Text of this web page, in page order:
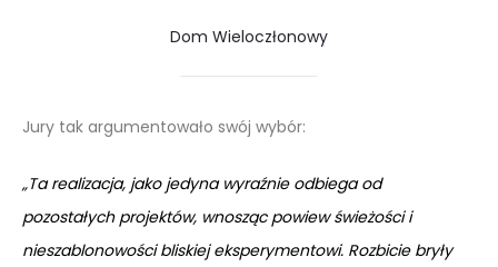
Dom Wieloczłonowy
Jury tak argumentowało swój wybór:
„Ta realizacja, jako jedyna wyraźnie odbiega od
pozostałych projektów, wnosząc powiew świeżości i
nieszablonowości bliskiej eksperymentowi. Rozbicie bryły